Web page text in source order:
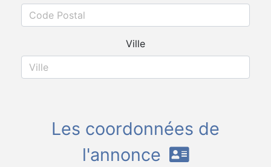
Ville
Les coordonnées de
l'annonce